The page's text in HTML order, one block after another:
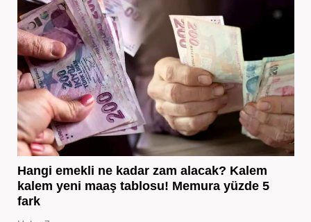
Hangi emekli ne kadar zam alacak? Kalem
kalem yeni maaş tablosu! Memura yüzde 5
fark